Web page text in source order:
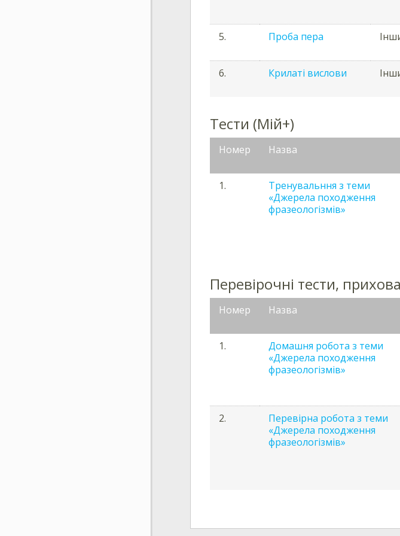
5.
Проба пера
6.
Крилаті вислови
Тести (Мій+)
Номер Назва
1.
Тренувальння з теми
«Джерела походження
фразеологізмів»
Перевірочні тести,
Номер Назва
1.
Домашня робота з теми
«Джерела походження
фразеологізмів»
2.
Перевірна робота з теми
«Джерела походження
фразеологізмів»